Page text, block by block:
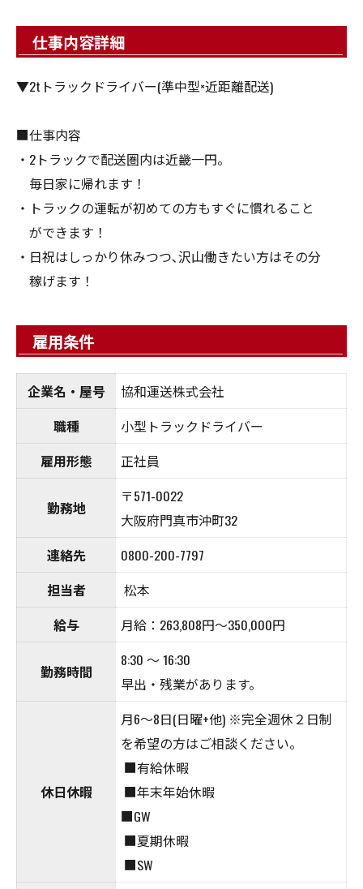
仕事内容詳細
▼2tトラックドライバー(準中型×近距離配送)
■仕事内容
・2トラックで配送圏内は近畿一円。
毎日家に帰れます！
・トラックの運転が初めての方もすぐに慣れること
ができます！
・日祝はしっかり休みつつ､沢山働きたい方はその分
稼げます！
雇用条件
企業名・屋号
協和運送株式会社
職種
小型トラックドライバー
雇用形態
正社員
勤務地
〒571-0022
大阪府門真市沖町32
連絡先
0800-200-7797
担当者
松本
給与
月給：263,808円～350,000円
勤務時間
8:30 ～ 16:30
早出・残業があります。
休日休暇
月6～8日(日曜+他) ※完全週休２日制
を希望の方はご相談ください。
■有給休暇
■年末年始休暇
■GW
■夏期休暇
■SW